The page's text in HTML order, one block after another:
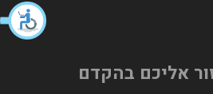
אליכם בהקדם